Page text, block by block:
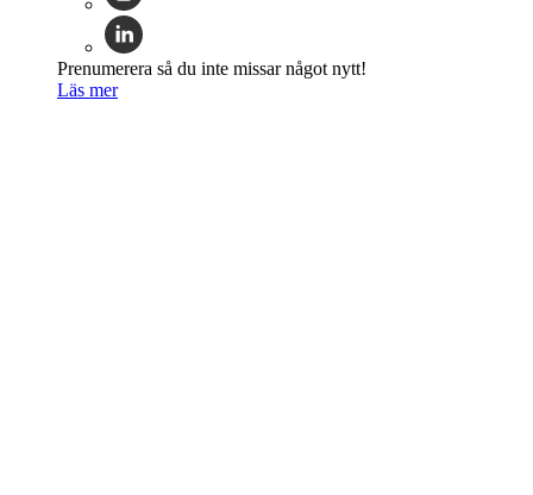
Prenumerera så du inte missar något nytt!
Läs mer